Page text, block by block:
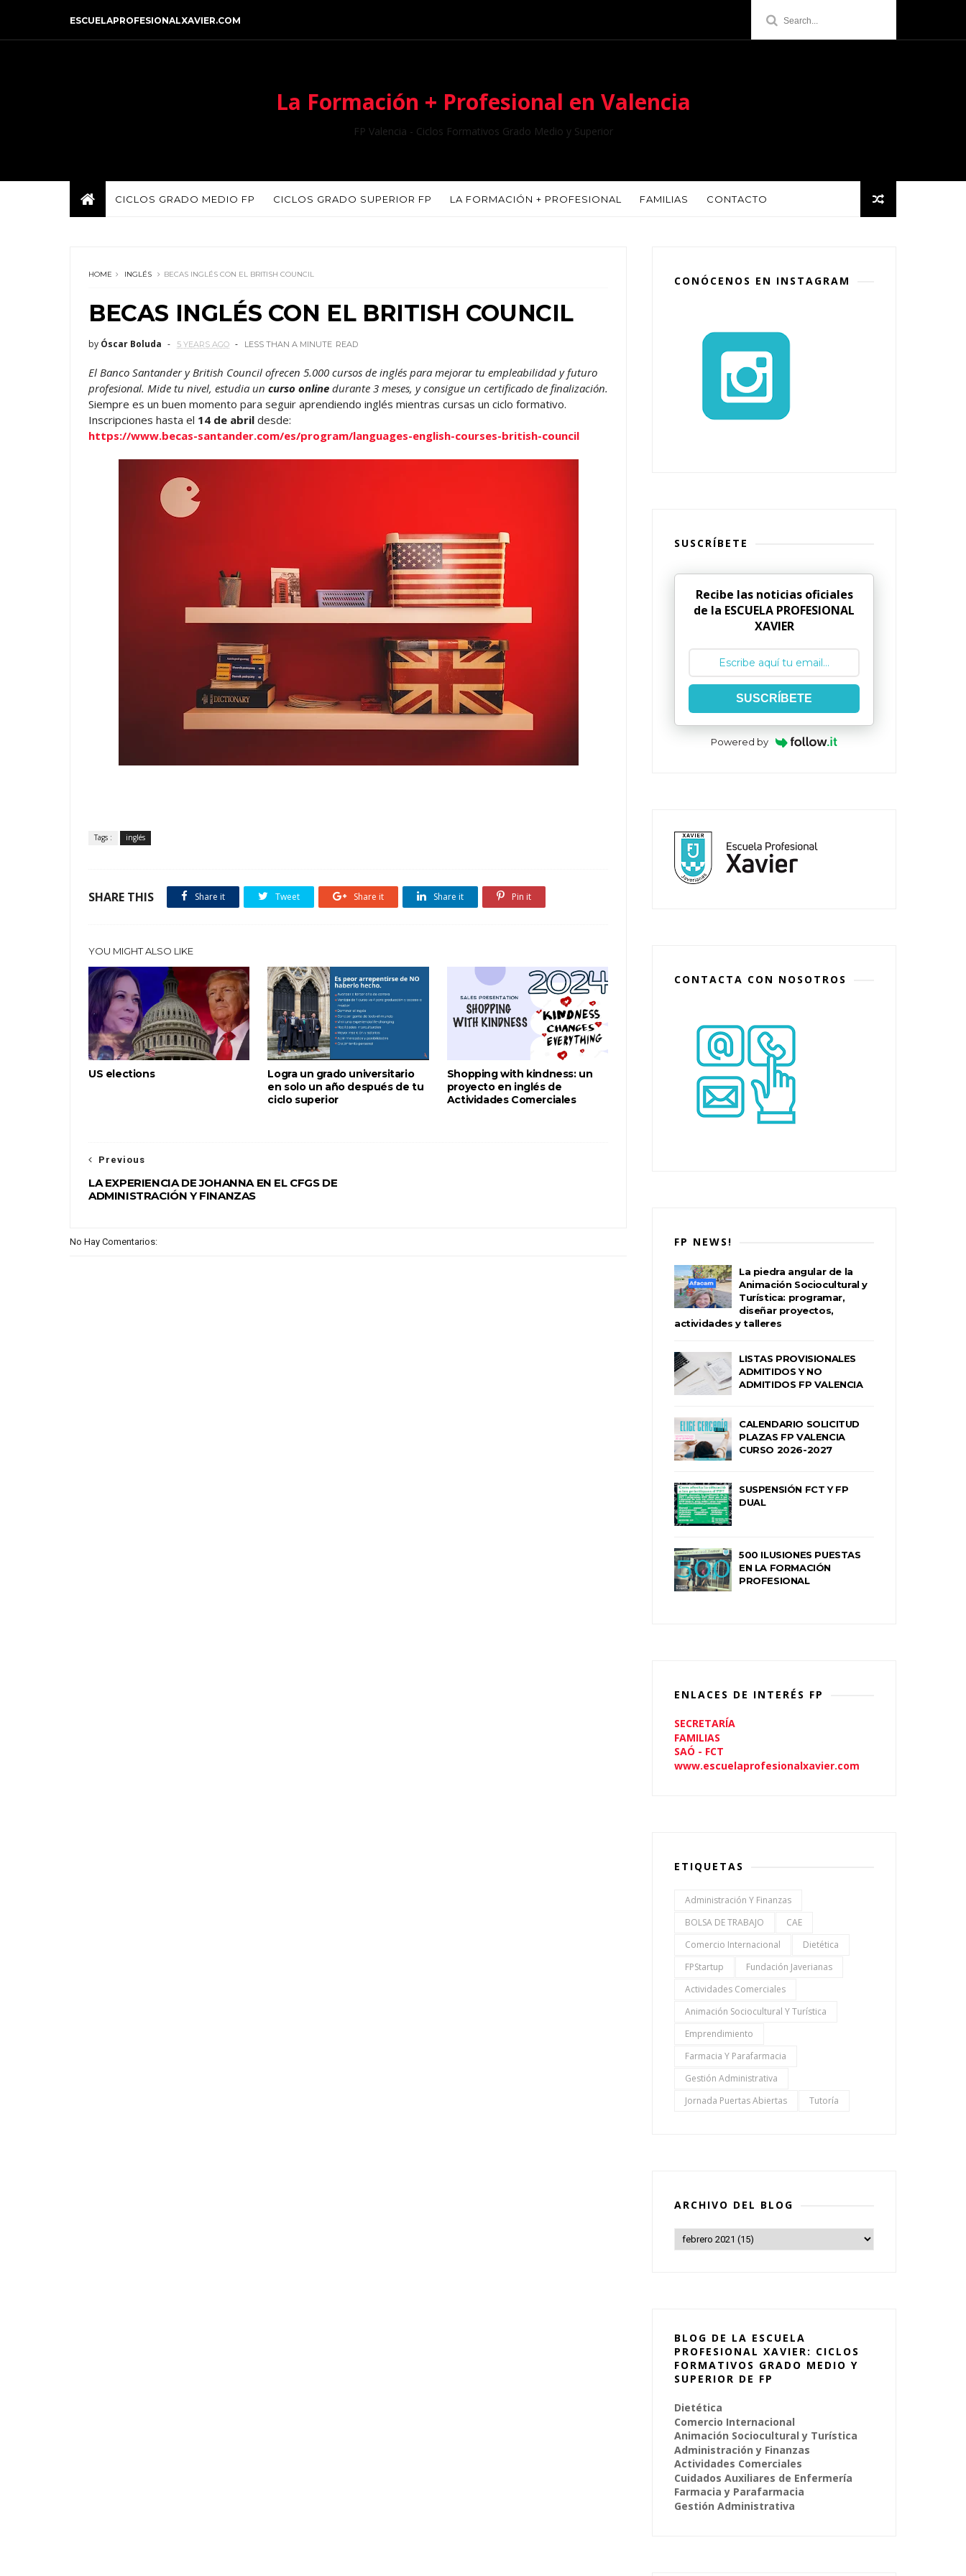
ESCUELAPROFESIONALXAVIER.COM
La Formación + Profesional en Valencia
FP Valencia - Ciclos Formativos Grado Medio y Superior
CICLOS GRADO MEDIO FP CICLOS GRADO SUPERIOR FP LA FORMACIÓN + PROFESIONAL FAMILIAS CONTACTO
HOME INGLÉS BECAS INGLÉS CON EL BRITISH COUNCIL
BECAS INGLÉS CON EL BRITISH COUNCIL
by Óscar Boluda 5 YEARS AGO LESS THAN A MINUTE READ
El Banco Santander y British Council ofrecen 5.000 cursos de inglés para mejorar tu empleabilidad y futuro
profesional. Mide tu nivel, estudia un curso online durante 3 meses, y consigue un certificado de finalización.
Siempre es un buen momento para seguir aprendiendo inglés mientras cursas un ciclo formativo.
Inscripciones hasta el 14 de abril desde:
https://www.becas-santander.com/es/program/languages-english-courses-british-council
Tags : inglés
SHARE THIS Share it Tweet Share it Share it Pin it
YOU MIGHT ALSO LIKE
US elections
Logra un grado universitario
en solo un año después de tu
ciclo superior
Shopping with kindness: un
proyecto en inglés de
Actividades Comerciales
Previous
LA EXPERIENCIA DE JOHANNA EN EL CFGS DE
ADMINISTRACIÓN Y FINANZAS
No Hay Comentarios:
CONÓCENOS EN INSTAGRAM
SUSCRÍBETE
Recibe las noticias oficiales
de la ESCUELA PROFESIONAL
XAVIER
SUSCRÍBETE
Powered by
CONTACTA CON NOSOTROS
FP NEWS!
La piedra angular de la
Animación Sociocultural y
Turística: programar,
diseñar proyectos,
actividades y talleres
LISTAS PROVISIONALES
ADMITIDOS Y NO
ADMITIDOS FP VALENCIA
CALENDARIO SOLICITUD
PLAZAS FP VALENCIA
CURSO 2026-2027
SUSPENSIÓN FCT Y FP
DUAL
500 ILUSIONES PUESTAS
EN LA FORMACIÓN
PROFESIONAL
ENLACES DE INTERÉS FP
SECRETARÍA
FAMILIAS
SAÓ - FCT
www.escuelaprofesionalxavier.com
ETIQUETAS
Administración Y Finanzas
BOLSA DE TRABAJO
CAE
Comercio Internacional
Dietética
FPStartup
Fundación Javerianas
Actividades Comerciales
Animación Sociocultural Y Turística
Emprendimiento
Farmacia Y Parafarmacia
Gestión Administrativa
Jornada Puertas Abiertas
Tutoría
ARCHIVO DEL BLOG
BLOG DE LA ESCUELA
PROFESIONAL XAVIER: CICLOS
FORMATIVOS GRADO MEDIO Y
SUPERIOR DE FP
Dietética
Comercio Internacional
Animación Sociocultural y Turística
Administración y Finanzas
Actividades Comerciales
Cuidados Auxiliares de Enfermería
Farmacia y Parafarmacia
Gestión Administrativa